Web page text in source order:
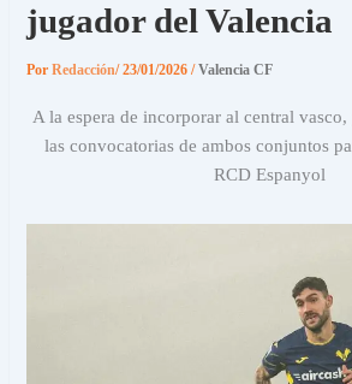
jugador del Valencia
PorRedacción/23/01/2026/Valencia CF
A la espera de incorporar al central
las convocatorias de ambos conjuntos
RCD Espanyol